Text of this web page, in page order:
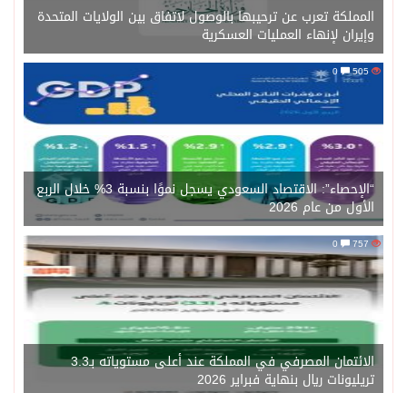
المملكة تعرب عن ترحيبها بالوصول لاتفاق بين الولايات المتحدة
وإيران لإنهاء العمليات العسكرية
505
“الإحصاء”: الاقتصاد السعودي يسجل نموًا بنسبة 3% خلال الربع
الأول من عام 2026
757
0
الائتمان المصرفي في المملكة عند أعلى مستوياته بـ3.3
تريليونات ريال بنهاية فبراير 2026